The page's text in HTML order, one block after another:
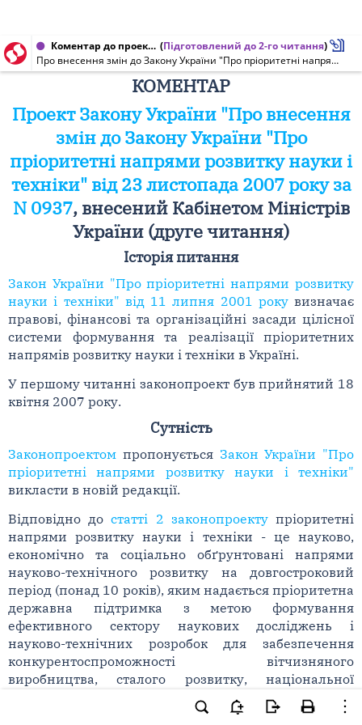
Коментар до проекту Закону України від 27.04.2010 № 937 (Підготовлений до 2-го читання)
Про внесення змін до Закону України "Про пріоритетні напрями розвитку науки і техніки"